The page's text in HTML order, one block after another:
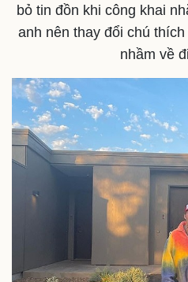
Doanh nghiệp
Thông tin doanh nghiệp
Doanh nghiệp 24h
Doanh nhân
Vì cộng đồng
bỏ tin đồn khi công khai
anh nên thay đổi chú
nhầm về